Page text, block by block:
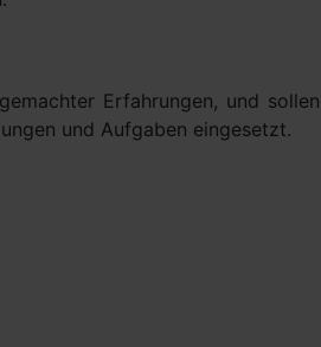
Erfahrungen, und
und Aufgaben eingesetzt.